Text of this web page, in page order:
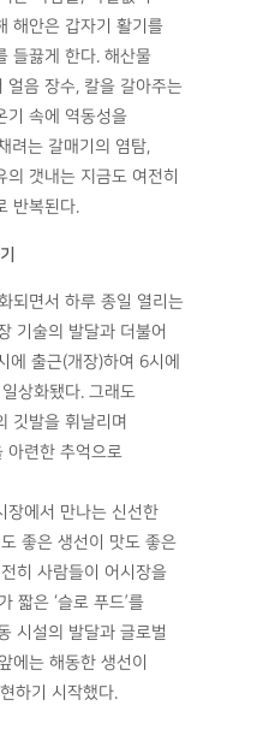
해안은 갑자기 활기를
들끓게 한다. 해산물
얼음 장수, 칼을 갈아주는
기 속에 역동성을
려는 갈매기의 염탐,
갯내는 지금도 여전히
반복된다.
되면서 하루 종일 열리는
기술의 발달과 더불어
에 출근(개장)하여 6시에
상화됐다. 그래도
깃발을 휘날리며
아련한 추억으로
장에서 만나는 신선한
좋은 생선이 맛도 좋은
히 사람들이 어시장을
짧은 ‘슬로 푸드’를
시설의 발달과 글로벌
에는 해동한 생선이
하기 시작했다.